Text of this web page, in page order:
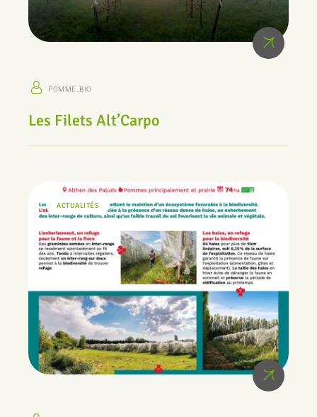
POMME_BIO
Les Filets Alt’Carpo
ACTUALITÉS